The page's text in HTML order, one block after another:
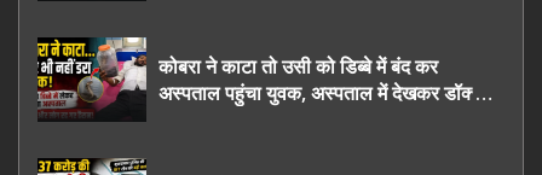
कोबरा ने काटा तो उसी को डिब्बे में बंद कर
अस्पताल पहुंचा युवक, अस्पताल में देखकर डॉक्टर